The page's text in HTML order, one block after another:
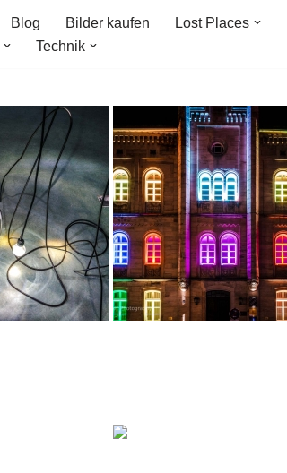
Blog Bilder kaufen Lost Places
Technik